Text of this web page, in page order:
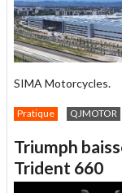
SIMA Motorcycles.
Pratique QJMOTOR
Triumph
Trident 660